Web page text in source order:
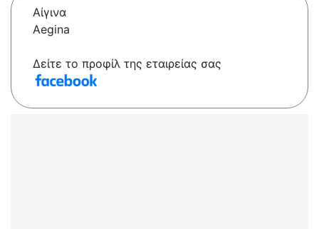
Αίγινα
Aegina
Δείτε το προφίλ της εταιρείας σας